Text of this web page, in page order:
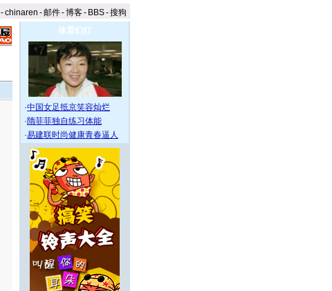
-chinaren -邮件-博客- BBS-搜狗
体育幻灯
·中国女足抵京笑容灿烂
·隋菲菲独自练习体能
·易建联时尚健康青春逼人